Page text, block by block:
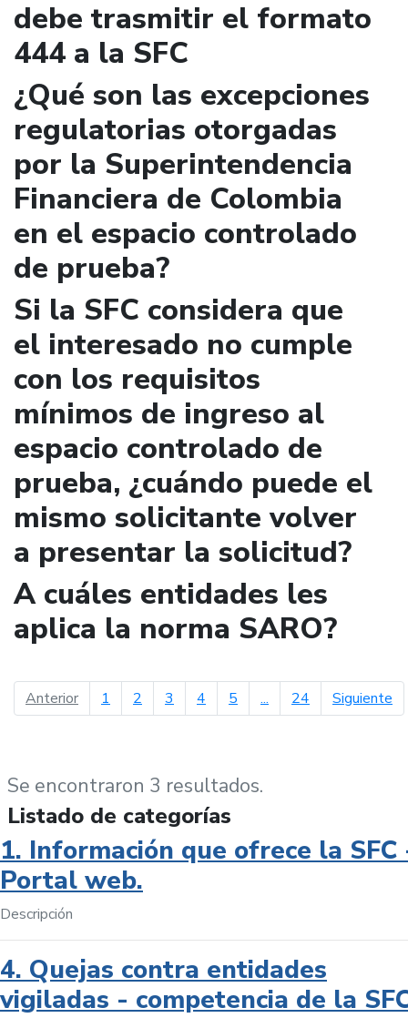
debe trasmitir el formato
444 a la SFC
¿Qué son las excepciones
regulatorias otorgadas
por la Superintendencia
Financiera de Colombia
en el espacio controlado
de prueba?
Si la SFC considera que
el interesado no cumple
con los requisitos
mínimos de ingreso al
espacio controlado de
prueba, ¿cuándo puede el
mismo solicitante volver
a presentar la solicitud?
A cuáles entidades les
aplica la norma SARO?
Anteriorpágina anterior
1 2 3 4 5 ... 24 Siguiente
Se encontraron 3 resultados.
Listado de categorías
1. Información que ofrece la SFC
Portal web.
Descripción
4. Quejas contra entidades
vigiladas - competencia de la